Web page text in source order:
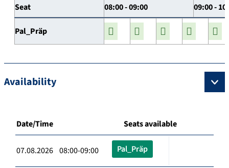
Seat 08:00 - 09:00 09:00 -
Pal_Präp
Availability
Date/Time Seats available
07.08.2026 08:00-09:00 Pal_Präp